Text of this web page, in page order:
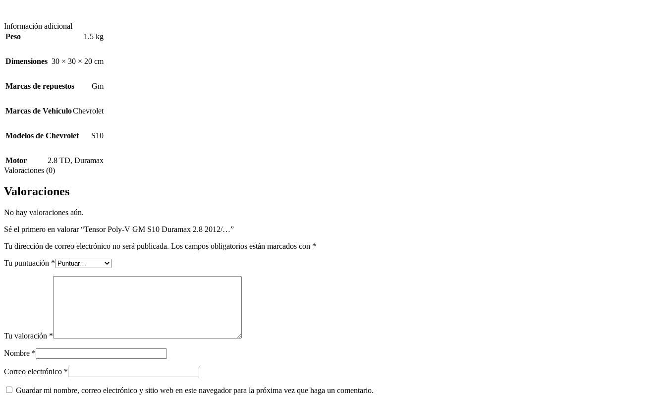
Información adicional
Peso
1.5 kg
Dimensiones 30 × 30 × 20 cm
Marcas de repuestos Gm
Marcas de VehiculoChevrolet
Modelos de Chevrolet S10
Motor 2.8 TD, Duramax
Valoraciones (0)
Valoraciones
No hay valoraciones aún.
Sé el primero en valorar “Tensor Poly-V GM S10 Duramax 2.8 2012/…”
Tu dirección de correo electrónico no será publicada. Los campos obligatorios están marcados con *
Tu puntuación *
Tu valoración *
Nombre *
Correo electrónico *
Guardar mi nombre, correo electrónico y sitio web en este navegador para la próxima vez que haga un comentario.